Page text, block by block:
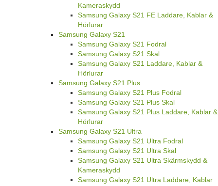
Kameraskydd
Samsung Galaxy S21 FE Laddare, Kablar &
Hörlurar
Samsung Galaxy S21
Samsung Galaxy S21 Fodral
Samsung Galaxy S21 Skal
Samsung Galaxy S21 Laddare, Kablar &
Hörlurar
Samsung Galaxy S21 Plus
Samsung Galaxy S21 Plus Fodral
Samsung Galaxy S21 Plus Skal
Samsung Galaxy S21 Plus Laddare, Kablar &
Hörlurar
Samsung Galaxy S21 Ultra
Samsung Galaxy S21 Ultra Fodral
Samsung Galaxy S21 Ultra Skal
Samsung Galaxy S21 Ultra Skärmskydd &
Kameraskydd
Samsung Galaxy S21 Ultra Laddare, Kablar